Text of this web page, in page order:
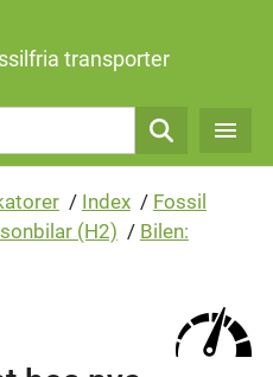
transporter
Sök
/ Index / Fossil
(H2) / Bilen: